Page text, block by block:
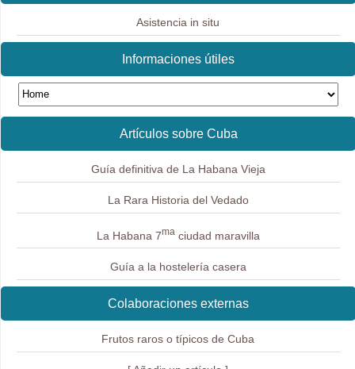
Asistencia in situ
Informaciones útiles
Artículos sobre Cuba
Guía definitiva de La Habana Vieja
La Rara Historia del Vedado
La Habana 7maciudad maravilla
Guía a la hostelería casera
Colaboraciones externas
Frutos raros o típicos de Cuba